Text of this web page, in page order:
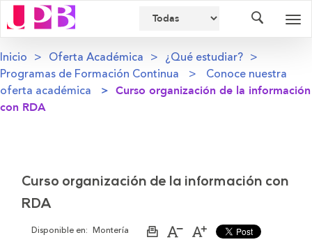
Inicio Oferta Académica
¿Qué estudiar?
Programas de Formación Continua
Conoce nuestra
oferta académica
Curso organización de la información
con RDA
Curso organización de la información con
RDA
Disponible en: Montería
ImprimirAumentarDisminuir